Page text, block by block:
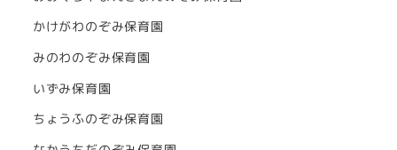
かけがわのぞみ保育園
みのわのぞみ保育園
いずみ保育園
ちょうふのぞみ保育園